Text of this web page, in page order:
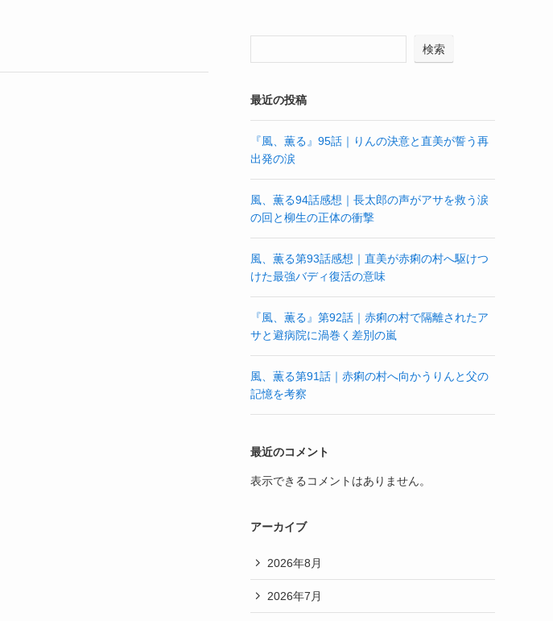
検索
最近の投稿
『風、薫る』95話｜りんの決意と直美が誓う再
出発の涙
風、薫る94話感想｜長太郎の声がアサを救う涙
の回と柳生の正体の衝撃
風、薫る第93話感想｜直美が赤痢の村へ駆けつ
けた最強バディ復活の意味
『風、薫る』第92話｜赤痢の村で隔離されたア
サと避病院に渦巻く差別の嵐
風、薫る第91話｜赤痢の村へ向かうりんと父の
記憶を考察
最近のコメント
表示できるコメントはありません。
アーカイブ
2026年8月
2026年7月